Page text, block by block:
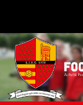
contenu